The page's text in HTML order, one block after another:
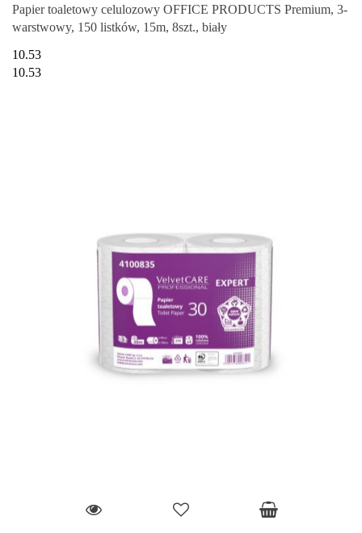
Papier toaletowy celulozowy OFFICE PRODUCTS Premium, 3-
warstwowy, 150 listków, 15m, 8szt., biały
10.53
10.53